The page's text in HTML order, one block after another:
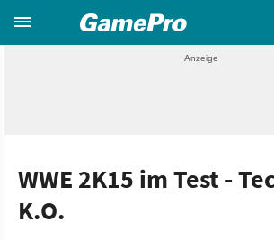
WWE 2K15 im Test -
K.O.